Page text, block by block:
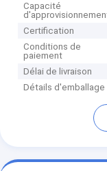
Capacité
Certification
Conditions de
paiement
Délai de livraison
Détails d'emballage